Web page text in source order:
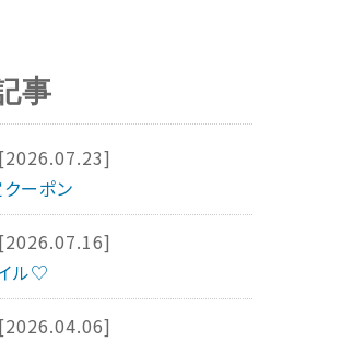
事
[2026.07.23]
ーポン
[2026.07.16]
ル♡
[2026.04.06]